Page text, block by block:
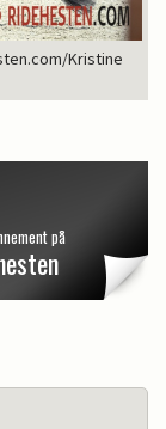
Kristine
på